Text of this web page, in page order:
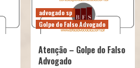
advogado sp
Golpe do Falso Advogado
Atenção – Golpe do Falso
Advogado